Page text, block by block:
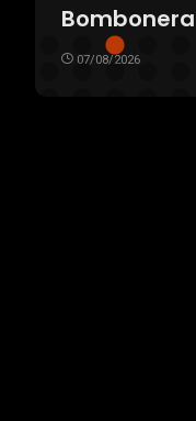
Bombonera
07/08/2026